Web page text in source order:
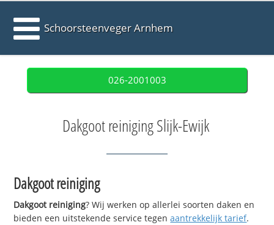
Schoorsteenveger Arnhem
026-2001003
Dakgoot reiniging Slijk-Ewijk
Dakgoot reiniging
Dakgoot reiniging? Wij werken op allerlei soorten daken en
bieden een uitstekende service tegenaantrekkelijk tarief.